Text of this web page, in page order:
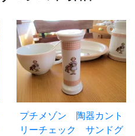
プチメゾン 陶器カント
リーチェック サンドグ